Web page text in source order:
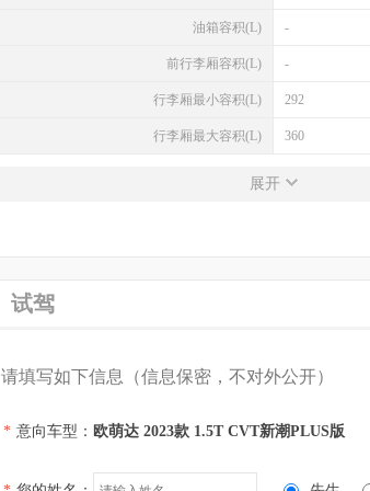
油箱容积(L) -
前行李厢容积(L) -
行李厢最小容积(L) 292
行李厢最大容积(L) 360
发动机
每缸气门数(个) 4
展开
试驾
请填写如下信息（信息保密，不对外公开）
* 意向车型： 欧萌达 2023款 1.5T CVT新潮PLUS版